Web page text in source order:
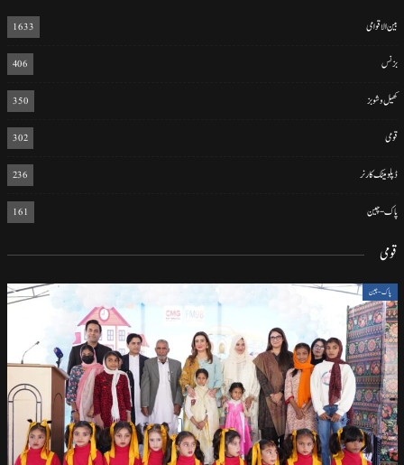
بین الاقوامی 1633
بزنس 406
کھیل و شوبز 350
قومی 302
ڈپلومیٹک کارنر 236
پاک-چین 161
قومی
پاک-چین